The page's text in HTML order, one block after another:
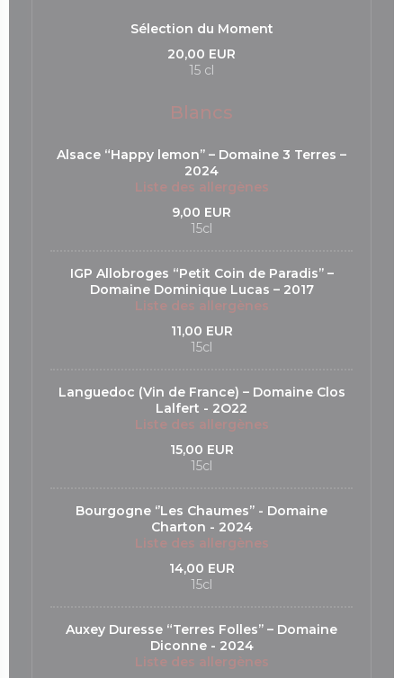
Sélection du Moment
20,00 EUR
15 cl
Blancs
Alsace “Happy lemon’’ – Domaine 3 Terres –
2024
Liste des allergènes
9,00 EUR
15cl
IGP Allobroges “Petit Coin de Paradis’’ –
Domaine Dominique Lucas – 2017
Liste des allergènes
11,00 EUR
15cl
Languedoc (Vin de France) – Domaine Clos
Lalfert - 2O22
Liste des allergènes
15,00 EUR
15cl
Bourgogne ‘’Les Chaumes’’ - Domaine
Charton - 2024
Liste des allergènes
14,00 EUR
15cl
Auxey Duresse “Terres Folles’’ – Domaine
Diconne - 2024
Liste des allergènes